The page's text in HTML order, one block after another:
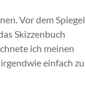
Vor dem Spiegel
Skizzenbuch
ich meinen
einfach zu